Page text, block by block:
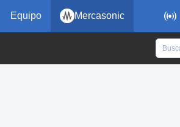

Equipo Mercasonic